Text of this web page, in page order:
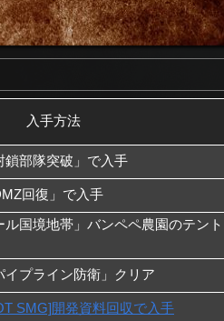
入手方法
鎖部隊突破」で入手
回復」で入手
ル国境地帯」バンペペ農園のテント
プライン防衛」クリア
SMG]開発資料回収で入手